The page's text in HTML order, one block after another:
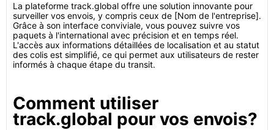
La plateforme track.global offre une solution innovante pour
surveiller vos envois, y compris ceux de [Nom de l'entreprise].
Grâce à son interface conviviale, vous pouvez suivre vos
paquets à l'international avec précision et en temps réel.
L'accès aux informations détaillées de localisation et au statut
des colis est simplifié, ce qui permet aux utilisateurs de rester
informés à chaque étape du transit.
Comment utiliser
track.global pour vos envois?